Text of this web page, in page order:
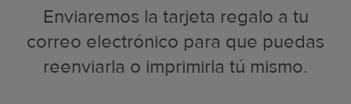
Enviaremos la tarjeta regalo a tu
correo electrónico para que puedas
reenviarla o imprimirla tú mismo.